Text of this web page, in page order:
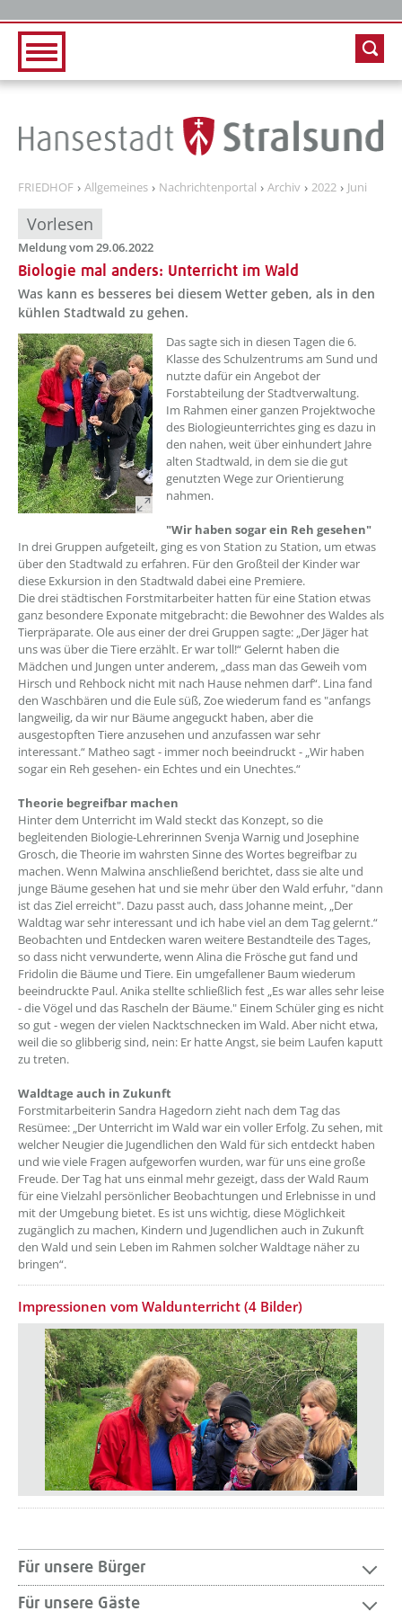
FRIEDHOF Allgemeines Nachrichtenportal Archiv 2022 Juni
Vorlesen
Meldung vom 29.06.2022
Biologie mal anders: Unterricht im Wald
Was kann es besseres bei diesem Wetter geben, als in den
kühlen Stadtwald zu gehen.
??? absaetzeOben[1]/titel ???
Das sagte sich in diesen Tagen die 6.
Klasse des Schulzentrums am Sund und
nutzte dafür ein Angebot der
Forstabteilung der Stadtverwaltung.
Im Rahmen einer ganzen Projektwoche
des Biologieunterrichtes ging es dazu in
den nahen, weit über einhundert Jahre
alten Stadtwald, in dem sie die gut
genutzten Wege zur Orientierung
nahmen.
"Wir haben sogar ein Reh gesehen"
In drei Gruppen aufgeteilt, ging es von Station zu Station, um etwas
über den Stadtwald zu erfahren. Für den Großteil der Kinder war
diese Exkursion in den Stadtwald dabei eine Premiere.
Die drei städtischen Forstmitarbeiter hatten für eine Station etwas
ganz besondere Exponate mitgebracht: die Bewohner des Waldes als
Tierpräparate. Ole aus einer der drei Gruppen sagte: „Der Jäger hat
uns was über die Tiere erzählt. Er war toll!“ Gelernt haben die
Mädchen und Jungen unter anderem, „dass man das Geweih vom
Hirsch und Rehbock nicht mit nach Hause nehmen darf“. Lina fand
den Waschbären und die Eule süß, Zoe wiederum fand es "anfangs
langweilig, da wir nur Bäume angeguckt haben, aber die
ausgestopften Tiere anzusehen und anzufassen war sehr
interessant.“ Matheo sagt - immer noch beeindruckt - „Wir haben
sogar ein Reh gesehen- ein Echtes und ein Unechtes.“
Theorie begreifbar machen
Hinter dem Unterricht im Wald steckt das Konzept, so die
begleitenden Biologie-Lehrerinnen Svenja Warnig und Josephine
Grosch, die Theorie im wahrsten Sinne des Wortes begreifbar zu
machen. Wenn Malwina anschließend berichtet, dass sie alte und
junge Bäume gesehen hat und sie mehr über den Wald erfuhr, "dann
ist das Ziel erreicht". Dazu passt auch, dass Johanne meint, „Der
Waldtag war sehr interessant und ich habe viel an dem Tag gelernt.“
Beobachten und Entdecken waren weitere Bestandteile des Tages,
so dass nicht verwunderte, wenn Alina die Frösche gut fand und
Fridolin die Bäume und Tiere. Ein umgefallener Baum wiederum
beeindruckte Paul. Anika stellte schließlich fest „Es war alles sehr leise
- die Vögel und das Rascheln der Bäume." Einem Schüler ging es nicht
so gut - wegen der vielen Nacktschnecken im Wald. Aber nicht etwa,
weil die so glibberig sind, nein: Er hatte Angst, sie beim Laufen kaputt
zu treten.
Waldtage auch in Zukunft
Forstmitarbeiterin Sandra Hagedorn zieht nach dem Tag das
Resümee: „Der Unterricht im Wald war ein voller Erfolg. Zu sehen, mit
welcher Neugier die Jugendlichen den Wald für sich entdeckt haben
und wie viele Fragen aufgeworfen wurden, war für uns eine große
Freude. Der Tag hat uns einmal mehr gezeigt, dass der Wald Raum
für eine Vielzahl persönlicher Beobachtungen und Erlebnisse in und
mit der Umgebung bietet. Es ist uns wichtig, diese Möglichkeit
zugänglich zu machen, Kindern und Jugendlichen auch in Zukunft
den Wald und sein Leben im Rahmen solcher Waldtage näher zu
bringen“.
Impressionen vom Waldunterricht (4 Bilder)
Für unsere Bürger
Für unsere Gäste